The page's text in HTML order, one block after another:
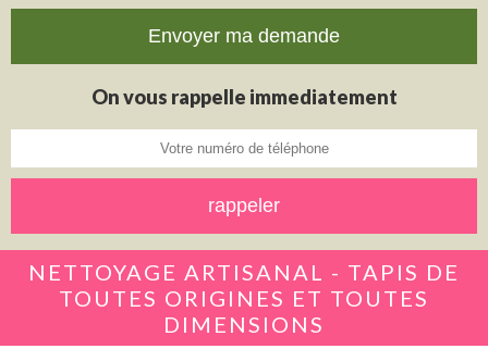
On vous rappelle immediatement
NETTOYAGE ARTISANAL - TAPIS DE
TOUTES ORIGINES ET TOUTES
DIMENSIONS